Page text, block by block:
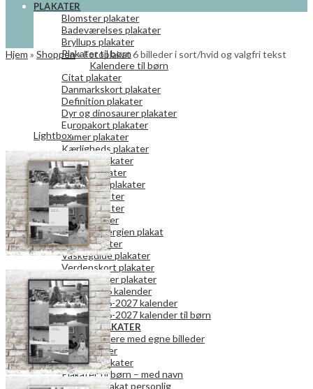
PLAKATER
Blomster plakater
Badeværelses plakater
Bryllups plakater
Plakater til børn
Kalendere til børn
Citat plakater
Danmarkskort plakater
Definition plakater
Dyr og dinosaurer plakater
Europakort plakater
Gamer plakater
Kærligheds plakater
Køkken plakater
Kunst plakater
Mor og Far plakater
Natur plakater
Retro plakater
Rum plakater
Spar på energien plakat
Teen plakater
Vaskeguide plakater
Verdenskort plakater
Vægkalender plakater
2026 kalender
2026-2027 kalender
2026-2027 kalender til børn
PERSONLIGE PLAKATER
Fotokalendere med egne billeder
Fotoplakater
Bogstavplakater
Plakater til børn – med navn
Danmark plakat personlig
Hjem » Shoppen»Fotoplakat 6 billeder i sort/hvid og valgfri tekst
Lightbox